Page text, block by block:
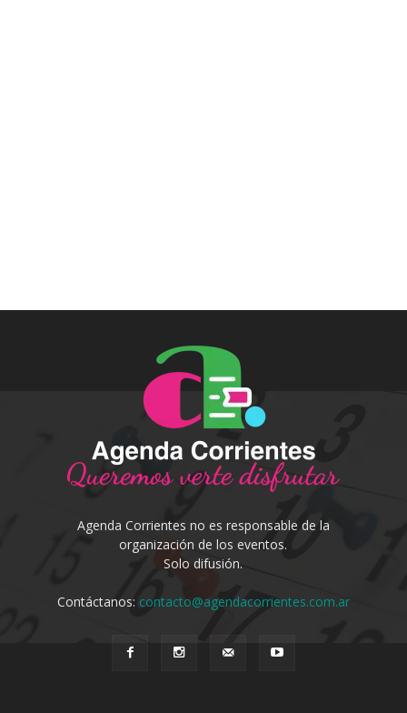
Agenda Corrientes no es responsable de la
organización de los eventos.
Solo difusión.
Contáctanos: contacto@agendacorrientes.com.ar